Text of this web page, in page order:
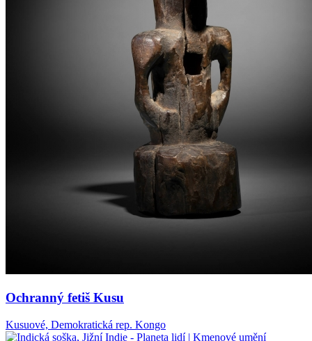
Ochranný fetiš Kusu
Kusuové, Demokratická rep. Kongo